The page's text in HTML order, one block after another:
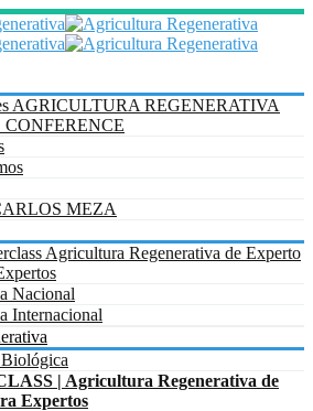
AGRICULTURA REGENERATIVA
CONFERENCE
MEZA
Agricultura Regenerativa de Experto
Nacional
Internacional
| Agricultura Regenerativa de
Expertos